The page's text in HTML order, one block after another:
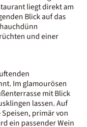
liegt direkt am
Blick auf das
und einer
Im glamourösen
mit Blick
lassen. Auf
primär von
ein passender Wein